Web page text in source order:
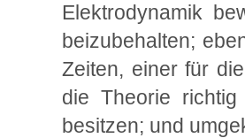
Elektrodynamik
beizubehalten;
Zeiten, einer für
die Theorie
besitzen; und